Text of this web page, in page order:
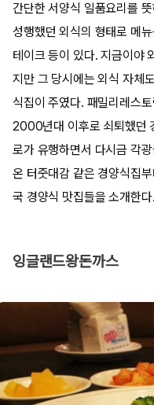
간단한 서양식 일품요리를
성행했던 외식의 형태로 메
테이크 등이 있다. 지금이야
지만 그 당시에는 외식 자체
식집이 주였다. 패밀리레스
2000년대 이후로 쇠퇴했던
로가 유행하면서 다시금 각
온 터줏대감 같은 경양식집
국 경양식 맛집들을 소개한다.
잉글랜드왕돈까스